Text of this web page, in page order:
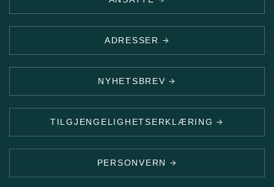
ADRESSER
NYHETSBREV
TILGJENGELIGHETSERKLÆRING
PERSONVERN